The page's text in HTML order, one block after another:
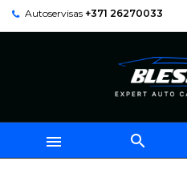
Autoservisas +371 26270033
 